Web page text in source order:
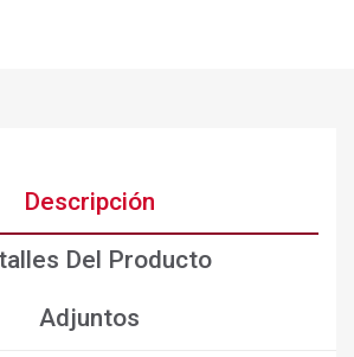
Descripción
Del Producto
Adjuntos